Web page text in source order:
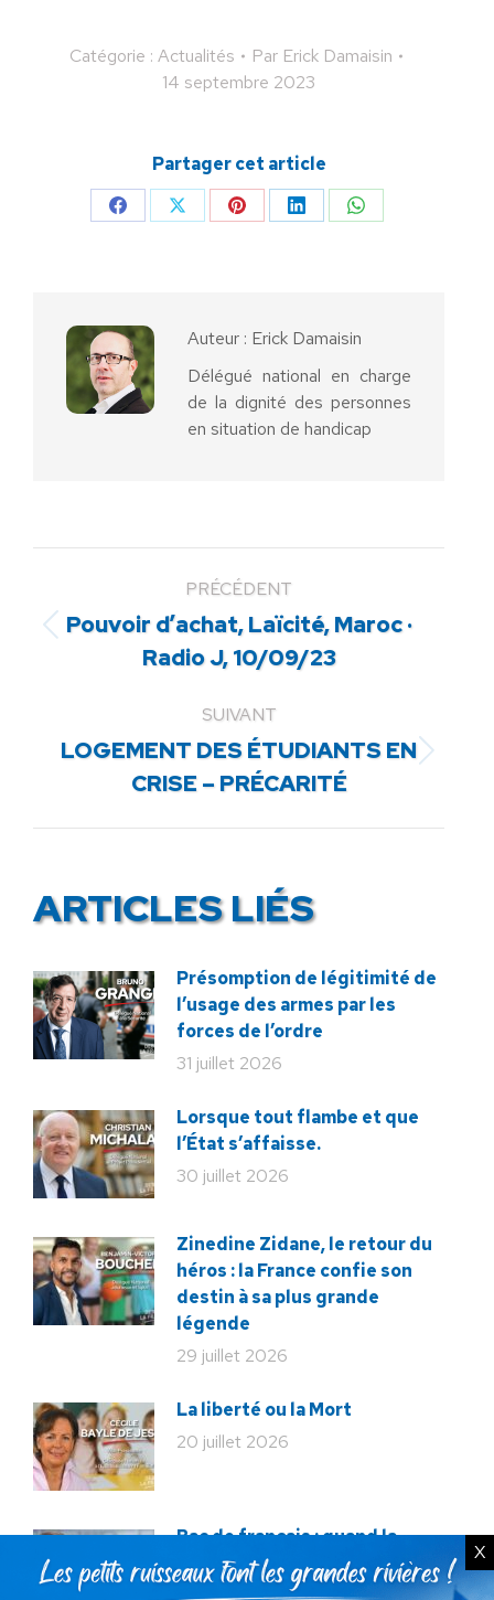
Catégorie : Actualités Par Erick Damaisin
14 septembre 2023
Partager cet article
PartagerPartagerPartagerPartagerPartager
Auteur : Erick Damaisin
Délégué national en charge
de la dignité des personnes
en situation de handicap
PRÉCÉDENT
Article
précédent
Pouvoir d’achat, Laïcité, Maroc ·
Radio J, 10/09/23
SUIVANT
Article
suivant
LOGEMENT DES ÉTUDIANTS EN
CRISE – PRÉCARITÉ
ARTICLES LIÉS
Présomption de légitimité de
l’usage des armes par les
forces de l’ordre
31 juillet 2026
Lorsque tout flambe et que
l’État s’affaisse.
30 juillet 2026
Zinedine Zidane, le retour du
héros : la France confie son
destin à sa plus grande
légende
29 juillet 2026
La liberté ou la Mort
20 juillet 2026
Bac de français : quand la
liberté pédagogique devient
abandon culturel
X